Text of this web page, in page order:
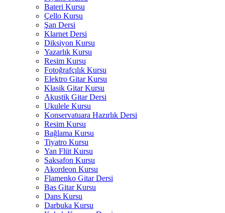
Bateri Kursu
Çello Kursu
Şan Dersi
Klarnet Dersi
Diksiyon Kursu
Yazarlık Kursu
Resim Kursu
Fotoğrafçılık Kursu
Elektro Gitar Kursu
Klasik Gitar Kursu
Akustik Gitar Dersi
Ukulele Kursu
Konservatuara Hazırlık Dersi
Resim Kursu
Bağlama Kursu
Tiyatro Kursu
Yan Flüt Kursu
Saksafon Kursu
Akordeon Kursu
Flamenko Gitar Dersi
Bas Gitar Kursu
Dans Kursu
Darbuka Kursu